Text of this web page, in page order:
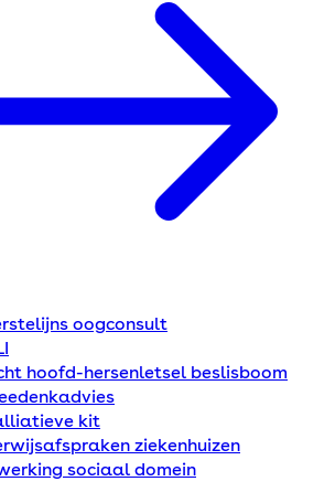
oogconsult
hoofd-hersenletsel beslisboom
kit
ziekenhuizen
sociaal domein